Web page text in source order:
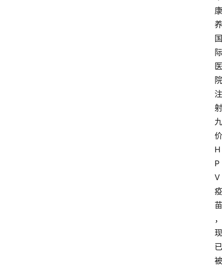
康
养
国
际
医
院
注
射
九
价
H
P
V
疫
苗
，
现
已
被